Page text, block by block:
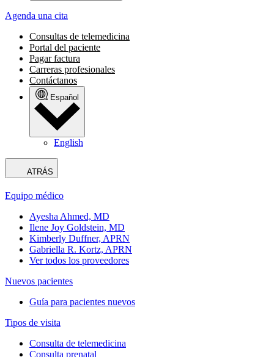
Agenda una cita
Consultas de telemedicina
Portal del paciente
Pagar factura
Carreras profesionales
Contáctanos
Español
English
ATRÁS
Equipo médico
Ayesha Ahmed, MD
Ilene Joy Goldstein, MD
Kimberly Duffner, APRN
Gabriella R. Kortz, APRN
Ver todos los proveedores
Nuevos pacientes
Guía para pacientes nuevos
Tipos de visita
Consulta de telemedicina
Consulta prenatal